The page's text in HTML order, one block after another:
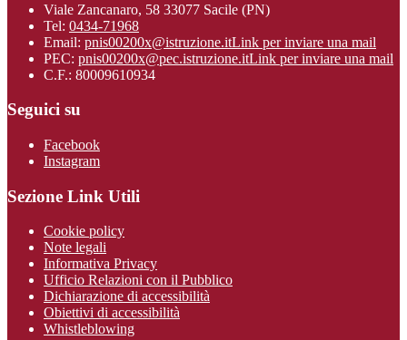
Viale Zancanaro, 58 33077 Sacile (PN)
Tel: 0434-71968
Email: pnis00200x@istruzione.itLink per inviare una mail
PEC: pnis00200x@pec.istruzione.itLink per inviare una mail
C.F.: 80009610934
Seguici su
Facebook
Instagram
Sezione Link Utili
Cookie policy
Note legali
Informativa Privacy
Ufficio Relazioni con il Pubblico
Dichiarazione di accessibilità
Obiettivi di accessibilità
Whistleblowing